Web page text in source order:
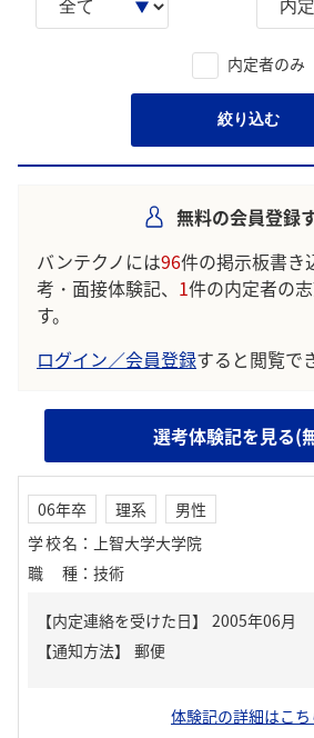
内定者のみ
絞り込む
無料の会員登録
バンテクノには96件の掲示板書き
考・面接体験記、 1件の内定者の
す。
ログイン／会員登録すると閲覧で
選考体験記を見る(
06年卒 理系
男性
学校名 ： 上智大学大学院
職種 ： 技術
【内定連絡を受けた日】
2005年06月
【通知方法】
郵便
体験記の詳細はこち